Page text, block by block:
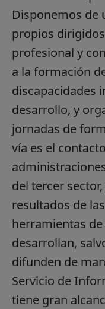
Disponemos de
propios dirigidos
profesional y
a la formación
discapacidades
desarrollo, y
jornadas de
vía es el
del tercer
resultados de
herramientas
desarrollan,
difunden de
Servicio de
tiene gran